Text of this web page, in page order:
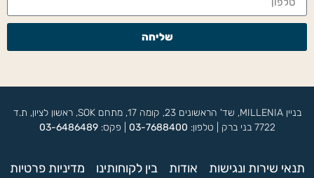
שליחה
בניין MILLENIA, שד' הראשונים 23, קומה 17, מתחם SOK, ראשון לציון, ת.ד
7722 בני ברק | טלפון:
03-7688400 | פקס:03-6486489
תנאי שירות ונגישות אודות בין לקוחותינו מדיניות פרטיות